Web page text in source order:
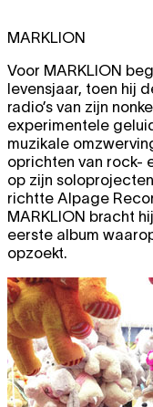
MARKLION
Voor MARKLION
levensjaar, toen hij
radio’s van zijn
experimentele
muzikale
oprichten van rock-
op zijn
richtte Alpage
MARKLION bracht
eerste album
opzoekt.